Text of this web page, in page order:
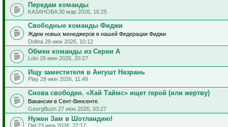
Передам команды
KA3AHOBA 30 мар 2026, 16:25
Свободные команды Фиджи
Ждем новых менеджеров в нашей Федерации Фиджи
Dolina 29 июн 2026, 10:12
Обмен команды из Серии А
Loki 28 июн 2026, 20:27
Ищу заместителя в Ангушт Назрань
Play 28 июн 2026, 11:49
Снова свободен. «Хай Таймс» ищет герой (или жертву)
Вакансии в Сент-Винсенте.
GeorgBush 27 июн 2026, 03:27
Нужен Зам в Шотландию!
Del 23 июн 2026, 22:17